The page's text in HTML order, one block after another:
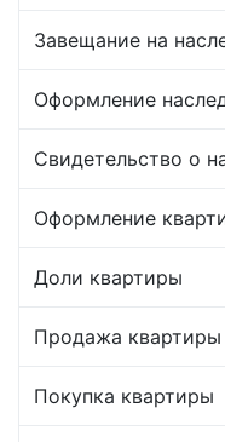
Завещание на
Оформление
Свидетельство о
Оформление
Доли квартиры
Продажа квартиры
Покупка квартиры